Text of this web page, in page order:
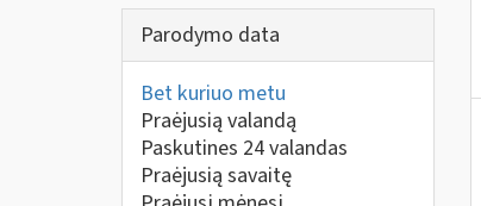
Parodymo data
Bet kuriuo metu
Praėjusią valandą
Paskutines 24 valandas
Praėjusią savaitę